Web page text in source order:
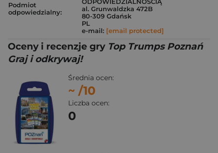
Podmiot
odpowiedzialny:
al. Grunwaldzka 472B
80-309 Gdańsk
PL
e-mail: [email protected]
Oceny i recenzje gry Top Trumps Poznań
Graj i odkrywaj!
Średnia ocen:
~ /10
Liczba ocen:
0